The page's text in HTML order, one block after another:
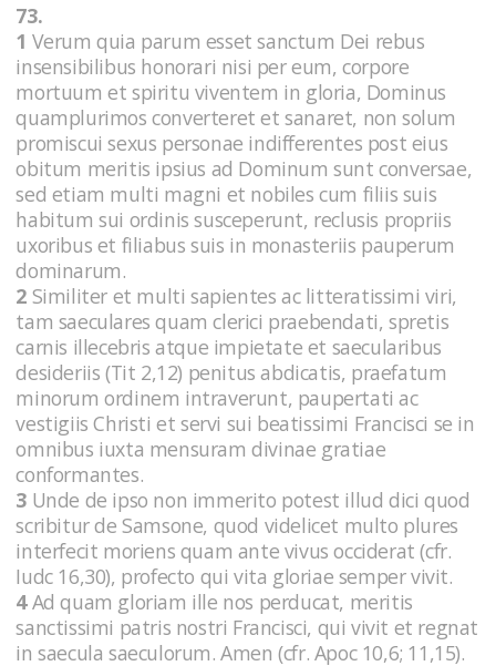
73.
1 Verum quia parum esset sanctum Dei rebus
insensibilibus honorari nisi per eum, corpore
mortuum et spiritu viventem in gloria, Dominus
quamplurimos converteret et sanaret, non solum
promiscui sexus personae indifferentes post eius
obitum meritis ipsius ad Dominum sunt conversae,
sed etiam multi magni et nobiles cum filiis suis
habitum sui ordinis susceperunt, reclusis propriis
uxoribus et filiabus suis in monasteriis pauperum
dominarum.
2 Similiter et multi sapientes ac litteratissimi viri,
tam saeculares quam clerici praebendati, spretis
carnis illecebris atque impietate et saecularibus
desideriis (Tit 2,12) penitus abdicatis, praefatum
minorum ordinem intraverunt, paupertati ac
vestigiis Christi et servi sui beatissimi Francisci se in
omnibus iuxta mensuram divinae gratiae
conformantes.
3 Unde de ipso non immerito potest illud dici quod
scribitur de Samsone, quod videlicet multo plures
interfecit moriens quam ante vivus occiderat (cfr.
Iudc 16,30), profecto qui vita gloriae semper vivit.
4Ad quam gloriam ille nos perducat, meritis
sanctissimi patris nostri Francisci, qui vivit et regnat
in saecula saeculorum. Amen (cfr. Apoc 10,6; 11,15).